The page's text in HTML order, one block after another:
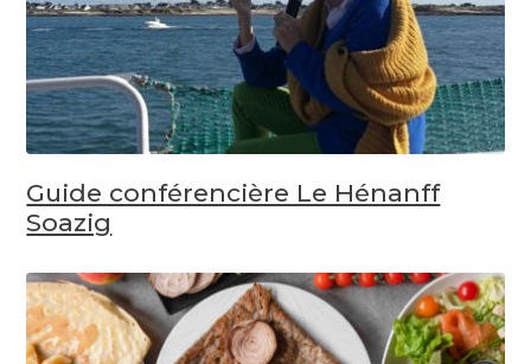
Guide conférencière Le Hénanff
Soazig